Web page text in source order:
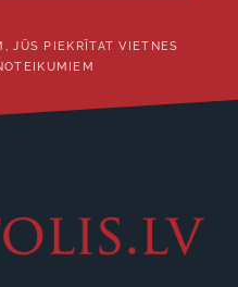
JŪS PIEKRĪTAT VIETNES